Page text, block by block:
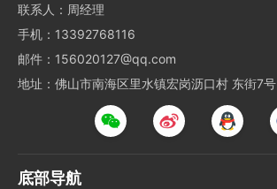
联系人：周经理
手机：13392768116
邮件：156020127@qq.com
地址：佛山市南海区里水镇宏岗沥口村 东街7号
底部导航